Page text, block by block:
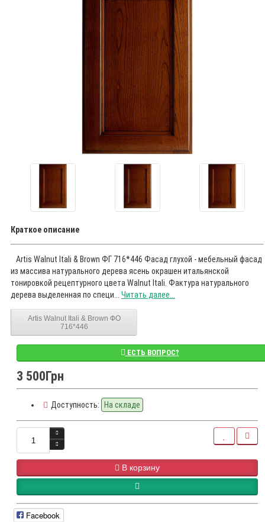
Краткое описание
Artis Walnut Itali & Brown ФГ 716*446 Фасад глухой - мебельный фасад
из массива натурального дерева ясень окрашен итальянской
тонировкой рецептурного цвета Walnut Itali. Фактура натурального
дерева выделенная по специ... Читать далее...
Artis Walnut Itali & Brown ФО
716*446
ЕСТЬ ВОПРОС?
3 500Грн
Доступность: На складе
В корзину
Facebook